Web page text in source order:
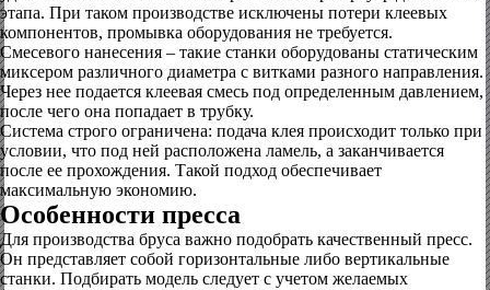
этапа. При таком производстве исключены потери клеевых
компонентов, промывка оборудования не требуется.
Смесевого нанесения – такие станки оборудованы статическим
миксером различного диаметра с витками разного направления.
Через нее подается клеевая смесь под определенным давлением,
после чего она попадает в трубку.
Система строго ограничена: подача клея происходит только при
условии, что под ней расположена ламель, а заканчивается
после ее прохождения. Такой подход обеспечивает
максимальную экономию.
Особенности пресса
Для производства бруса важно подобрать качественный пресс.
Он представляет собой горизонтальные либо вертикальные
станки. Подбирать модель следует с учетом желаемых